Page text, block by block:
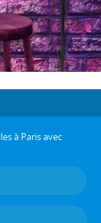
à Paris avec